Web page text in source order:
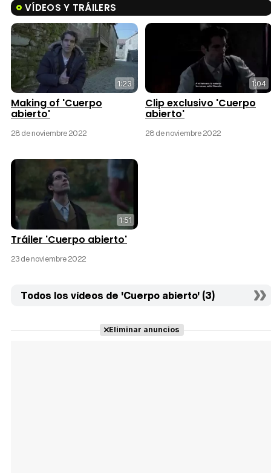
VÍDEOS Y TRÁILERS
1:23
Making of 'Cuerpo
abierto'
28 de noviembre 2022
1:04
Clip exclusivo 'Cuerpo
abierto'
28 de noviembre 2022
1:51
Tráiler 'Cuerpo abierto'
23 de noviembre 2022
Todos los vídeos de 'Cuerpo abierto' (3)
Eliminar anuncios